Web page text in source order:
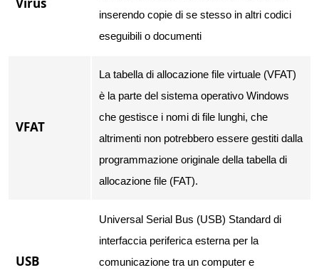
inserendo copie di se stesso in altri codici
eseguibili o documenti
VFAT
La tabella di allocazione file virtuale (VFAT)
è la parte del sistema operativo Windows
che gestisce i nomi di file lunghi, che
altrimenti non potrebbero essere gestiti dalla
programmazione originale della tabella di
allocazione file (FAT).
USB
Universal Serial Bus (USB) Standard di
interfaccia periferica esterna per la
comunicazione tra un computer e